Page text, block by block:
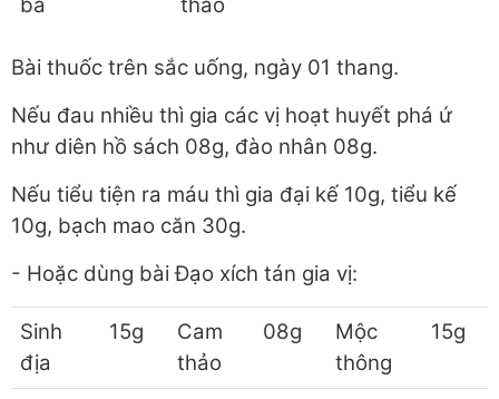
Bài thuốc trên sắc uống, ngày 01 thang.
Nếu đau nhiều thì gia các vị hoạt huyết phá ứ
như diên hồ sách 08g, đào nhân 08g.
Nếu tiểu tiện ra máu thì gia đại kế 10g, tiểu kế
10g, bạch mao căn 30g.
- Hoặc dùng bài Đạo xích tán gia vị:
Sinh
địa
15g
Cam
thảo
08g
Mộc
thông
15g